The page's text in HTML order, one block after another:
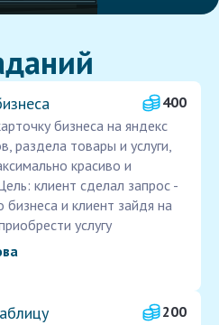
400
бизнеса на яндекс
раздела товары и услуги,
красиво и
клиент сделал запрос -
и клиент зайдя на
услугу
200